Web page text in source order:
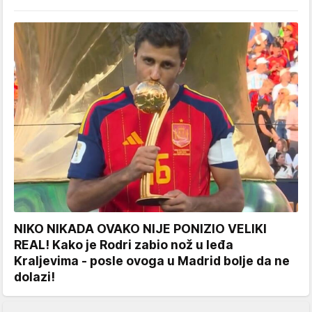
NIKO NIKADA OVAKO NIJE PONIZIO VELIKI
REAL! Kako je Rodri zabio nož u leđa
Kraljevima - posle ovoga u Madrid bolje da ne
dolazi!